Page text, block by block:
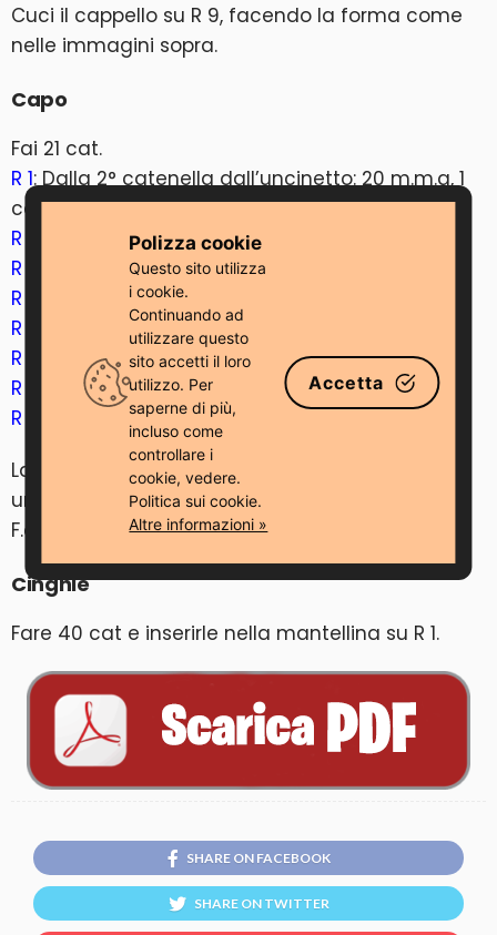
Cuci il cappello su R 9, facendo la forma come
nelle immagini sopra.
Capo
Fai 21 cat.
R 1: Dalla 2° catenella dall’uncinetto: 20 m.m.a, 1
catenella girare
R 2
: 20 mma, 1 catenella girare
R 3
: aum, 18 mma, aum, 1 catenella girare (22)
R 4-6
: 22 mma, 1 catenella girare (3 righe)
R 7
: aum, 20 mma, aum, 1 catenella girare (24)
R 8
: aum, 22 mma, aum, 1 catenella girare (26)
R 9-10
: 26 mma, 1 catenella girare (2 righe)
R 11
: aum, 24 mma, aum, 1 cat(28)
Lavorare mb attorno al mantello, fare 2 mb in
una m agli angoli.
F.o.
Cinghie
Fare 40 cat e inserirle nella mantellina su R 1.
SHARE ON FACEBOOK
SHARE ON TWITTER
Polizza cookie
Questo sito utilizza
i cookie.
Continuando ad
utilizzare questo
sito accetti il ​​loro
utilizzo. Per
saperne di più,
incluso come
controllare i
cookie, vedere.
Politica sui cookie.
Altre informazioni »
Accetta